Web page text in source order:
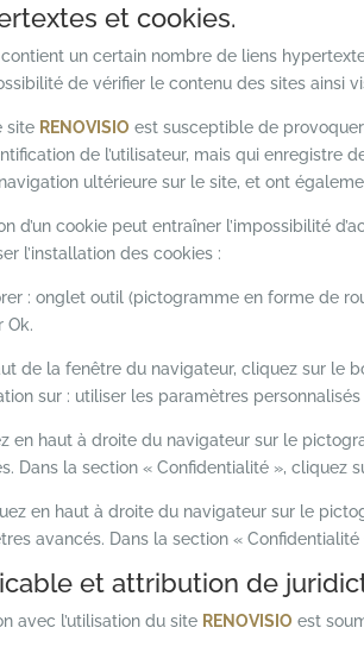
et cookies.
contient un certain nombre de liens
de vérifier le contenu des sites
site RENOVISIO est susceptible de provoquer
de l’utilisateur, mais qui enregistre
ultérieure sur le site, et ont
d’un cookie peut entraîner l’impossibilité
l’installation des cookies :
: onglet outil (pictogramme en forme de
Ok.
de la fenêtre du navigateur, cliquez sur le
sur : utiliser les paramètres
en haut à droite du navigateur sur le
Dans la section « Confidentialité », cliquez
en haut à droite du navigateur sur le
avancés. Dans la section «
et attribution de
avec l’utilisation du site RENOVISIO est